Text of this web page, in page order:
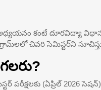
కంటే దూరవిద్యా
చివరి సెమిస్టర్‌ని
పరీక్షలకు (ఏప్రిల్ 2026